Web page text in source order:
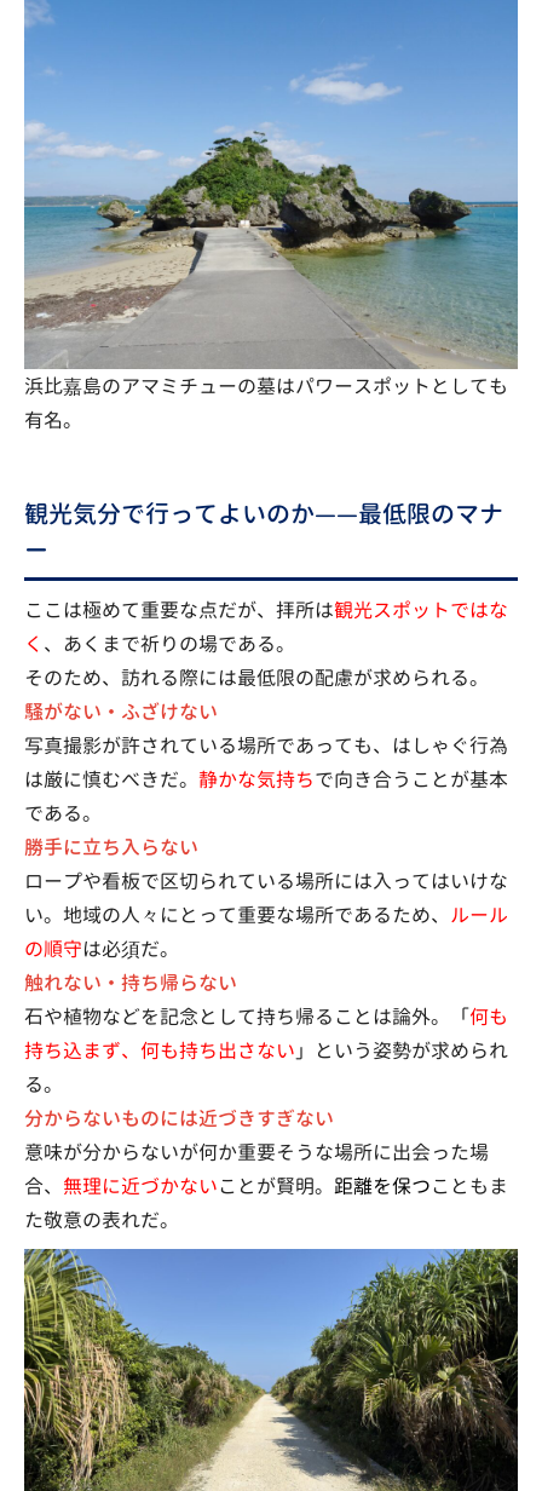
浜比嘉島のアマミチューの墓はパワースポットとしても
有名。
観光気分で行ってよいのか——最低限のマナ
ー
ここは極めて重要な点だが、拝所は観光スポットではな
く 、あくまで祈りの場である。
そのため、訪れる際には最低限の配慮が求められる。
騒がない・ふざけない
写真撮影が許されている場所であっても、はしゃぐ行為
は厳に慎むべきだ。 静かな気持ちで向き合うことが基本
である。
勝手に立ち入らない
ロープや看板で区切られている場所には入ってはいけな
い。地域の人々にとって重要な場所であるため、 ルール
の順守は必須だ。
触れない・持ち帰らない
石や植物などを記念として持ち帰ることは論外。「何も
持ち込まず、何も持ち出さない」という姿勢が求められ
る。
分からないものには近づきすぎない
意味が分からないが何か重要そうな場所に出会った場
合、 無理に近づかないことが賢明。 距離を保つこともま
た敬意の表れだ。